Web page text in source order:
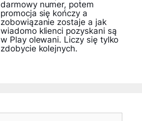
darmowy numer, potem
promocja się kończy a
zobowiązanie zostaje a jak
wiadomo klienci pozyskani są
w Play olewani. Liczy się tylko
zdobycie kolejnych.